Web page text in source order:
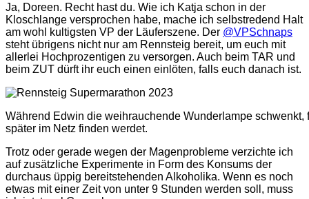
Ja, Doreen. Recht hast du. Wie ich Katja schon in der
Kloschlange versprochen habe, mache ich selbstredend Halt
am wohl kultigsten VP der Läuferszene. Der @VPSchnaps
steht übrigens nicht nur am Rennsteig bereit, um euch mit
allerlei Hochprozentigen zu versorgen. Auch beim TAR und
beim ZUT dürft ihr euch einen einlöten, falls euch danach ist.
Während Edwin die weihrauchende Wunderlampe
später im Netz finden werdet.
Trotz oder gerade wegen der Magenprobleme verzichte ich
auf zusätzliche Experimente in Form des Konsums der
durchaus üppig bereitstehenden Alkoholika. Wenn es noch
etwas mit einer Zeit von unter 9 Stunden werden soll, muss